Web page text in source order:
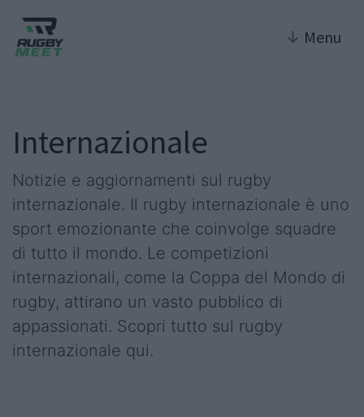
↓ Menu
Internazionale
Notizie e aggiornamenti sul rugby
internazionale. Il rugby internazionale è uno
sport emozionante che coinvolge squadre
di tutto il mondo. Le competizioni
internazionali, come la Coppa del Mondo di
rugby, attirano un vasto pubblico di
appassionati. Scopri tutto sul rugby
internazionale qui.